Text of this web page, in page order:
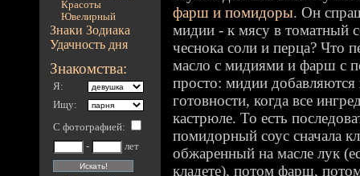
Красоты
Ювелирный
Знаки Зодиака
Удачность дня
Знакомства:
Я:
Ищу:
С фотографией:
-
лет
фарш и помидоры. Он
мидии - к мясу в томатный
чеснока соли и перца? Что
масло с мидиями и фарш с
просто: мидии добавляются
готовности, когда все
кастрюле. То есть
помидорный соус сначала
обжаренный на масле лук
кладете), потом фарш,